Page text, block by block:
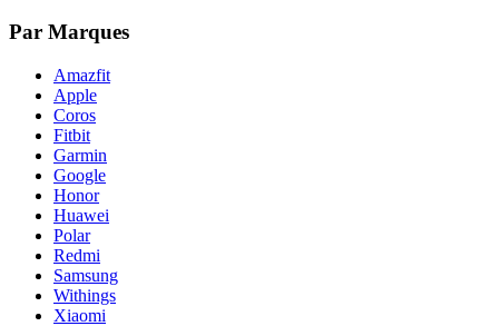
Par Marques
Amazfit
Apple
Coros
Fitbit
Garmin
Google
Honor
Huawei
Polar
Redmi
Samsung
Withings
Xiaomi